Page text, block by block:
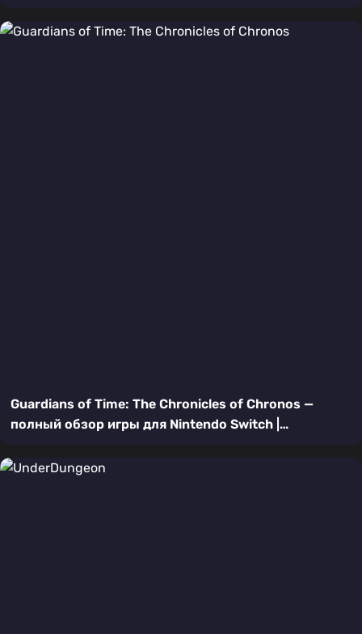
Guardians of Time: The Chronicles of Chronos —
полный обзор игры для Nintendo Switch |